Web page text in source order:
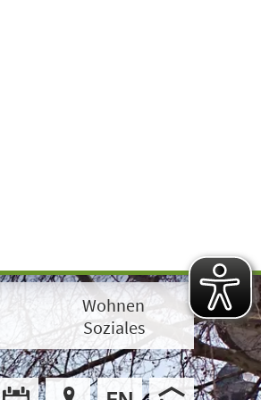
Wohnen
Soziales